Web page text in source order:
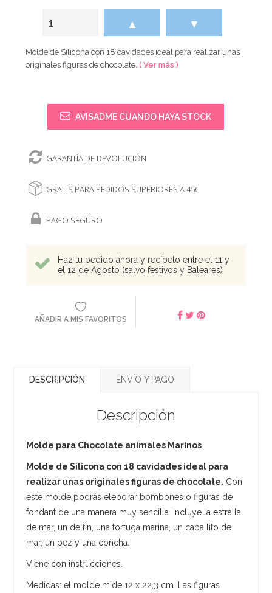
▲ ▼
Molde de Silicona con 18 cavidades ideal para realizar unas
originales figuras de chocolate.( Ver más )
AVISADME CUANDO HAYA STOCK
GARANTÍA DE DEVOLUCIÓN
GRATIS PARA PEDIDOS SUPERIORES A 45€
PAGO SEGURO
Haz tu pedido ahora y recíbelo entre el 11 y
el 12 de Agosto (salvo festivos y Baleares)
AÑADIR A MIS FAVORITOS
DESCRIPCIÓN ENVÍO Y PAGO
Descripción
Molde para Chocolate animales Marinos
Molde de Silicona con 18 cavidades ideal para
realizar unas originales figuras de chocolate. Con
este molde podrás eleborar bombones o figuras de
fondant de una manera muy sencilla. Incluye la estralla
de mar, un delfín, una tortuga marina, un caballito de
mar, un pez y una concha.
Viene con instrucciones.
Medidas: el molde mide 12 x 22,3 cm. Las figuras